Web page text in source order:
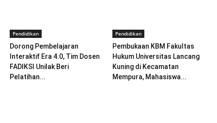
Pendidikan
Dorong Pembelajaran
Interaktif Era 4.0, Tim Dosen
FADIKSI Unilak Beri
Pelatihan...
Pendidikan
Pembukaan KBM Fakultas
Hukum Universitas Lancang
Kuning di Kecamatan
Mempura, Mahasiswa...